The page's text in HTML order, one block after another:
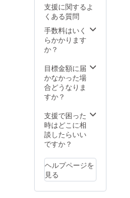
応いた
しま
す。 ＋
まさと
ぶろぐ
//ogiwar
amasat
o.net）
でのお
社名)紹
介(ブロ
グ・
ホーム
URL記
載) ＊
「講演
会」を
技会終
了後、
御社へ
半年間
の日本
宿につ
いての
お礼お
よび報
アジア
競技会
の結果
報告に
す。 ＋
まさと
ぶろぐ
（https:
支援に関するよ
くある質問
手数料はいく
らかかります
か？
目標金額に届
かなかった場
合どうなりま
すか？
支援で困った
時はどこに相
談したらいい
ですか？
ヘルプページを
見る